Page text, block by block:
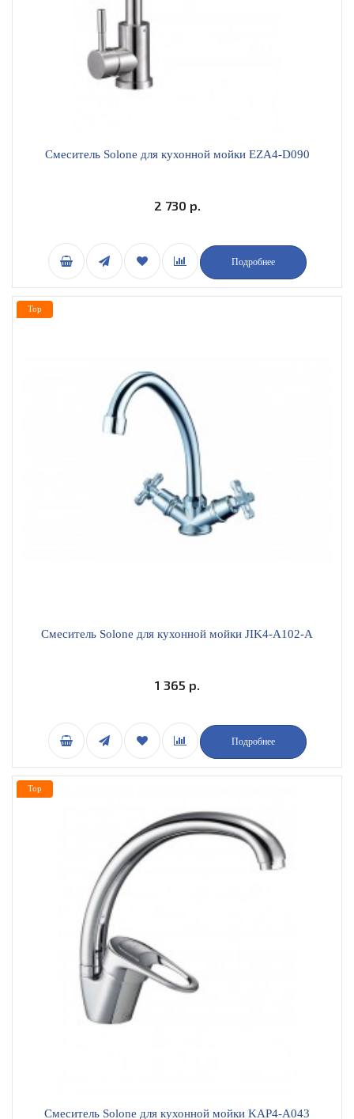
Смеситель Solone для кухонной мойки EZA4-D090
2 730 р.
Подробнее
Смеситель Solone для кухонной мойки JIK4-A102-A
1 365 р.
Подробнее
Top
Смеситель Solone для кухонной мойки KAP4-A043
Top